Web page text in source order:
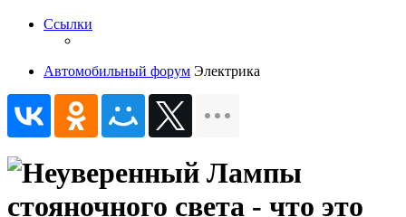
Ссылки
Автомобильный форум Электрика
Лампы
стояночного света - что это